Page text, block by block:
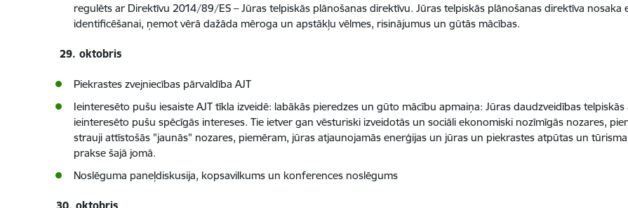
regulēts ar Direktīvu 2014/89/ES – Jūras telpiskās plānošanas direktīvu. Jūras telpiskās plānošanas direktīva
identificēšanai, ņemot vērā dažāda mēroga un apstākļu vēlmes, risinājumus un gūtās mācības.
29. oktobris
Piekrastes zvejniecības pārvaldība AJT
Ieinteresēto pušu iesaiste AJT tīkla izveidē: labākās pieredzes un gūto mācību apmaiņa: Jūras daudzveidības
ieinteresēto pušu spēcīgās intereses. Tie ietver gan vēsturiski izveidotās un sociāli ekonomiski nozīmīgās nozares,
strauji attīstošās "jaunās" nozares, piemēram, jūras atjaunojamās enerģijas un jūras un piekrastes atpūtas un
prakse šajā jomā.
Noslēguma paneļdiskusija, kopsavilkums un konferences noslēgums